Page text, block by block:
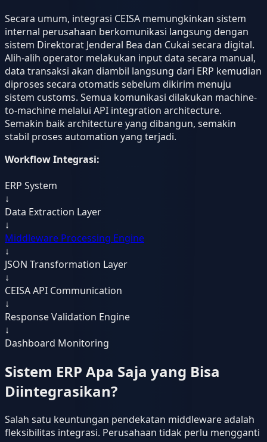
Secara umum, integrasi CEISA memungkinkan sistem
internal perusahaan berkomunikasi langsung dengan
sistem Direktorat Jenderal Bea dan Cukai secara digital.
Alih-alih operator melakukan input data secara manual,
data transaksi akan diambil langsung dari ERP kemudian
diproses secara otomatis sebelum dikirim menuju
sistem customs. Semua komunikasi dilakukan machine-
to-machine melalui API integration architecture.
Semakin baik architecture yang dibangun, semakin
stabil proses automation yang terjadi.
Workflow Integrasi:
ERP System
↓
Data Extraction Layer
↓
Middleware Processing Engine
↓
JSON Transformation Layer
↓
CEISA API Communication
↓
Response Validation Engine
↓
Dashboard Monitoring
Sistem ERP Apa Saja yang Bisa
Diintegrasikan?
Salah satu keuntungan pendekatan middleware adalah
fleksibilitas integrasi. Perusahaan tidak perlu mengganti